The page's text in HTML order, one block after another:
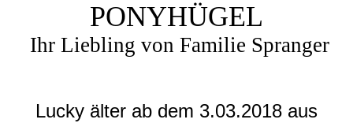
PONYHÜGEL
Ihr Liebling von Familie Spranger
Lucky älter ab dem 3.03.2018 aus